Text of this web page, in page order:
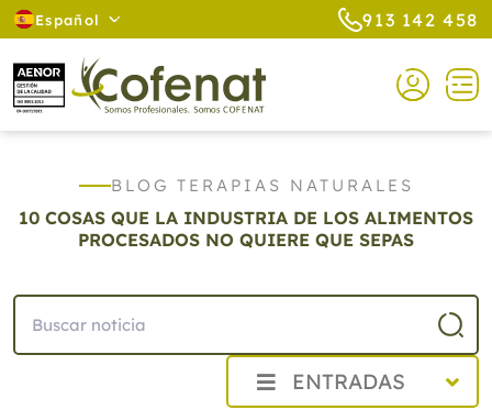
Español 913 142 458
BLOG TERAPIAS NATURALES
10 COSAS QUE LA INDUSTRIA DE LOS ALIMENTOS
PROCESADOS NO QUIERE QUE SEPAS
ENTRADAS